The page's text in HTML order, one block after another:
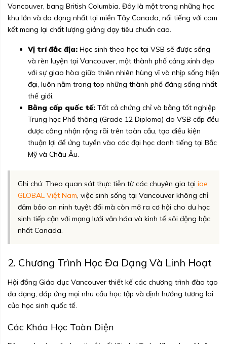
Vancouver, bang British Columbia. Đây là một trong những học
khu lớn và đa dạng nhất tại miền Tây Canada, nổi tiếng với cam
kết mang lại chất lượng giảng dạy tiêu chuẩn cao.
Vị trí đắc địa: Học sinh theo học tại VSB sẽ được sống
và rèn luyện tại Vancouver, một thành phố cảng xinh đẹp
với sự giao hòa giữa thiên nhiên hùng vĩ và nhịp sống hiện
đại, luôn nằm trong top những thành phố đáng sống nhất
thế giới.
Bằng cấp quốc tế: Tất cả chứng chỉ và bằng tốt nghiệp
Trung học Phổ thông (Grade 12 Diploma) do VSB cấp đều
được công nhận rộng rãi trên toàn cầu, tạo điều kiện
thuận lợi để ứng tuyển vào các đại học danh tiếng tại Bắc
Mỹ và Châu Âu.
Ghi chú: Theo quan sát thực tiễn từ các chuyên gia tại iae
GLOBAL Việt Nam, việc sinh sống tại Vancouver không chỉ
đảm bảo an ninh tuyệt đối mà còn mở ra cơ hội cho du học
sinh tiếp cận với mạng lưới văn hóa và kinh tế sôi động bậc
nhất Canada.
2. Chương Trình Học Đa Dạng Và Linh Hoạt
Hội đồng Giáo dục Vancouver thiết kế các chương trình đào tạo
đa dạng, đáp ứng mọi nhu cầu học tập và định hướng tương lai
của học sinh quốc tế.
Các Khóa Học Toàn Diện